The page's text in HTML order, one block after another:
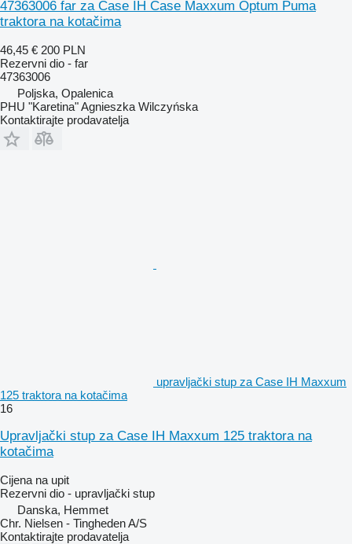
47363006 far za Case IH Case Maxxum Optum Puma
traktora na kotačima
46,45 € 200 PLN
Rezervni dio - far
47363006
Poljska, Opalenica
PHU "Karetina" Agnieszka Wilczyńska
Kontaktirajte prodavatelja
upravljački stup za Case IH Maxxum
125 traktora na kotačima
16
Upravljački stup za Case IH Maxxum 125 traktora na
kotačima
Cijena na upit
Rezervni dio - upravljački stup
Danska, Hemmet
Chr. Nielsen - Tingheden A/S
Kontaktirajte prodavatelja